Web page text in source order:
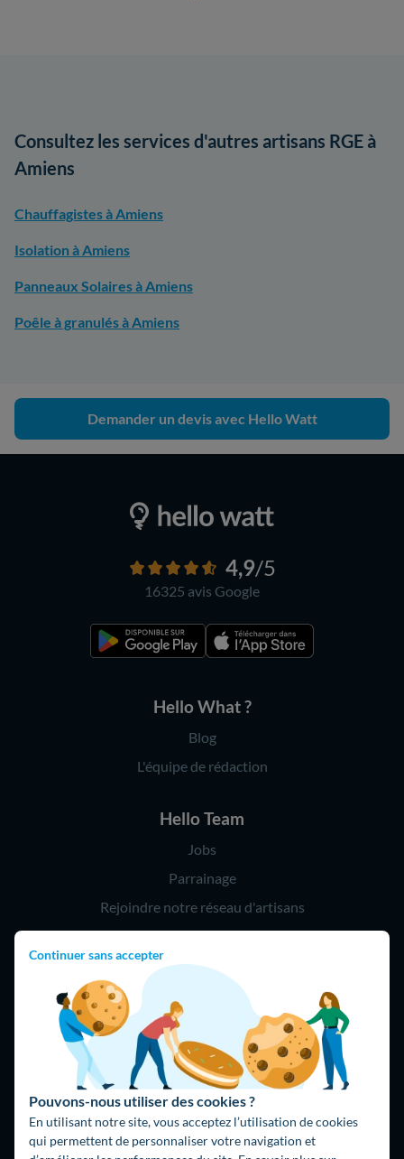
Continuer sans accepter
Pouvons-nous utiliser des cookies ?
En utilisant notre site, vous acceptez l’utilisation de cookies
qui permettent de personnaliser votre navigation et
Consultez les services d'autres artisans RGE à
Amiens
Chauffagistes à Amiens
Isolation à Amiens
Panneaux Solaires à Amiens
Poêle à granulés à Amiens
Demander un devis avec Hello Watt
4,9/5
16325 avis Google
Hello What ?
Blog
L'équipe de rédaction
Hello Team
Jobs
Parrainage
Rejoindre notre réseau d'artisans
Hello !
09 75 18 60 60
(8h-21h)
75018 Paris